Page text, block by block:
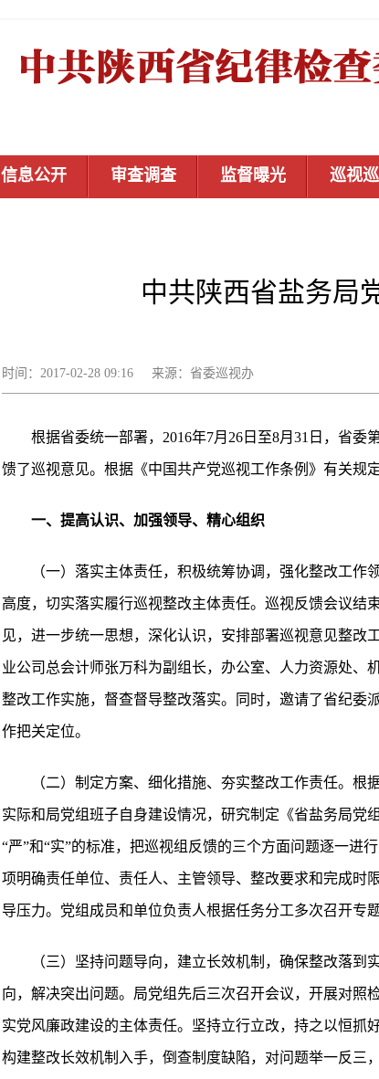
信息公开 审查调查 监督曝光 巡视
中共陕西省盐务局
时间：2017-02-28 09:16 来源：省委巡视办
根据省委统一部署，2016年7月26日至8月31日，省
馈了巡视意见。根据《中国共产党巡视工作条例》有关规
一、提高认识、加强领导、精心组织
（一）落实主体责任，积极统筹协调，强化整改工
高度，切实落实履行巡视整改主体责任。巡视反馈会议结
见，进一步统一思想，深化认识，安排部署巡视意见整
业公司总会计师张万科为副组长，办公室、人力资源处、
整改工作实施，督查督导整改落实。同时，邀请了省纪委
作把关定位。
（二）制定方案、细化措施、夯实整改工作责任。
实际和局党组班子自身建设情况，研究制定《省盐务局党
“严”和“实”的标准，把巡视组反馈的三个方面问题逐一进
项明确责任单位、责任人、主管领导、整改要求和完成时
导压力。党组成员和单位负责人根据任务分工多次召开专
（三）坚持问题导向，建立长效机制，确保整改落
向，解决突出问题。局党组先后三次召开会议，开展对照
实党风廉政建设的主体责任。坚持立行立改，持之以恒抓
构建整改长效机制入手，倒查制度缺陷，对问题举一反三